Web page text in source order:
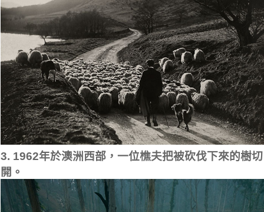
3. 1962年於澳洲西部，一位樵夫把被砍伐下來的樹切
開。